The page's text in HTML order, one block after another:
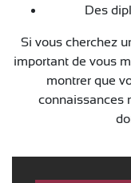
Des
Si vous cherchez
important de vous
montrer que
connaissances